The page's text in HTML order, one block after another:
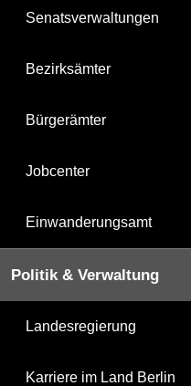
Senatsverwaltungen
Bezirksämter
Bürgerämter
Jobcenter
Einwanderungsamt
Politik & Verwaltung
Landesregierung
Karriere im Land Berlin